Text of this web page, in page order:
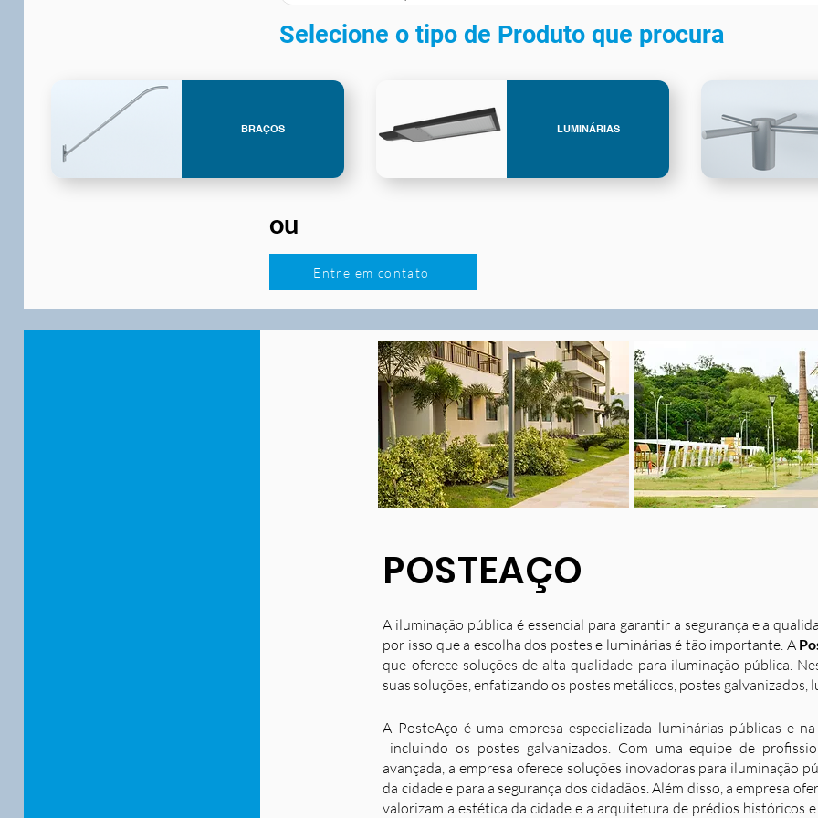
Selecione o tipo de Produto que procura
BRAÇOS LUMINÁRIAS
ou
Entre em contato
POSTEAÇO
A iluminação pública é essencial para garantir a segurança e a
por isso que a escolha dos postes e luminárias é tão importante. A
que oferece soluções de alta qualidade para iluminação pública.
suas soluções, enfatizando os postes metálicos, postes
A PosteAço é uma empresa especializada luminárias públicas e
incluindo os postes galvanizados. Com uma equipe de
avançada, a empresa oferece soluções inovadoras para iluminação
da cidade e para a segurança dos cidadãos. Além disso, a empresa
valorizam a estética da cidade e a arquitetura de prédios históricos